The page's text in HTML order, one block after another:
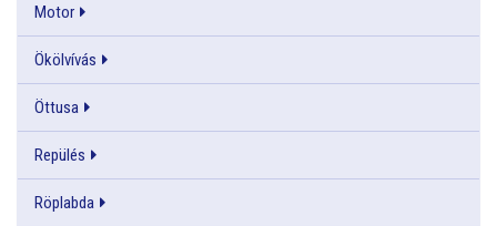
Motor
Ökölvívás
Öttusa
Repülés
Röplabda